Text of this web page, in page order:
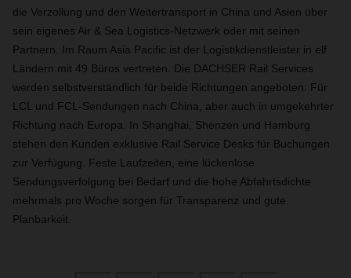
die Verzollung und den Weitertransport in China und Asien über
sein eigenes Air & Sea Logistics-Netzwerk oder mit seinen
Partnern. Im Raum Asia Pacific ist der Logistikdienstleister in elf
Ländern mit 49 Büros vertreten. Die DACHSER Rail Services
werden selbstverständlich für beide Richtungen angeboten: Für
LCL und FCL-Sendungen nach China, aber auch in umgekehrter
Richtung nach Europa. In Shanghai, Shenzen und Hamburg
stehen den Kunden exklusive Rail Service Desks für Buchungen
zur Verfügung. Feste Laufzeiten, eine lückenlose
Sendungsverfolgung bei Bedarf und die hohe Abfahrtsdichte
mehrmals pro Woche sorgen für Transparenz und gute
Planbarkeit.